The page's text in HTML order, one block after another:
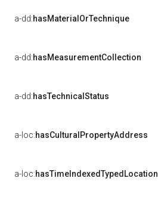
a-dd:hasMaterialOrTechnique
a-dd:hasMeasurementCollection
a-dd:hasTechnicalStatus
a-loc:hasCulturalPropertyAddress
a-loc:hasTimeIndexedTypedLocation